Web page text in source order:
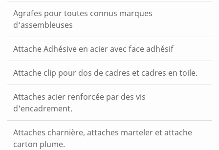
Agrafes pour toutes connus marques
d‘assembleuses
Attache Adhésive en acier avec face adhésif
Attache clip pour dos de cadres et cadres en toile.
Attaches acier renforcée par des vis
d'encadrement.
Attaches charnière, attaches marteler et attache
carton plume.